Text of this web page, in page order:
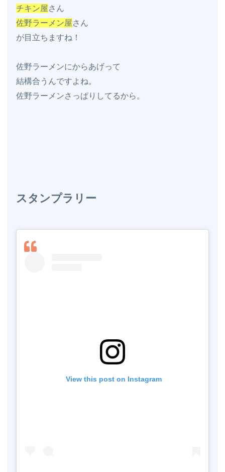
チキン屋
佐野ラーメン屋さん
が目立ちますね！
佐野ラーメンにからあげって
結構合うんですよね。
佐野ラーメンさっぱりしてるから。
スタンプラリー
View this post on Instagram